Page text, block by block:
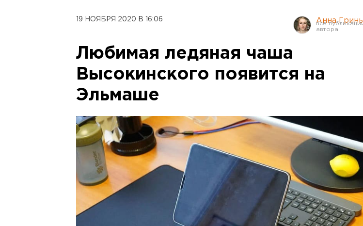
19 НОЯБРЯ 2020 В 16:06 Анна Гринь
Любимая ледяная чаша
Высокинского появится на
Эльмаше